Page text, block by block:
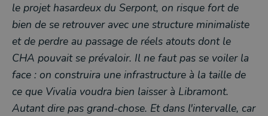
le projet hasardeux du Serpont, on risque fort de
bien de se retrouver avec une structure minimaliste
et de perdre au passage de réels atouts dont le
CHA pouvait se prévaloir. Il ne faut pas se voiler la
face : on construira une infrastructure à la taille de
ce que Vivalia voudra bien laisser à Libramont.
Autant dire pas grand-chose. Et dans l'intervalle, car